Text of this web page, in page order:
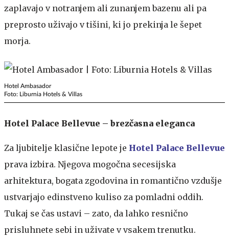
zaplavajo v notranjem ali zunanjem bazenu ali pa
preprosto uživajo v tišini, ki jo prekinja le šepet
morja.
Hotel Ambasador
Foto: Liburnia Hotels & Villas
Hotel Palace Bellevue – brezčasna eleganca
Za ljubitelje klasične lepote je Hotel Palace Bellevue
prava izbira. Njegova mogočna secesijska
arhitektura, bogata zgodovina in romantično vzdušje
ustvarjajo edinstveno kuliso za pomladni oddih.
Tukaj se čas ustavi – zato, da lahko resnično
prisluhnete sebi in uživate v vsakem trenutku.